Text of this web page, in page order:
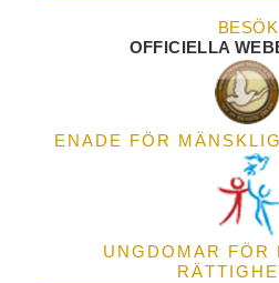
BESÖK
OFFICIELLA
ENADE FÖR
UNGDOMAR FÖR